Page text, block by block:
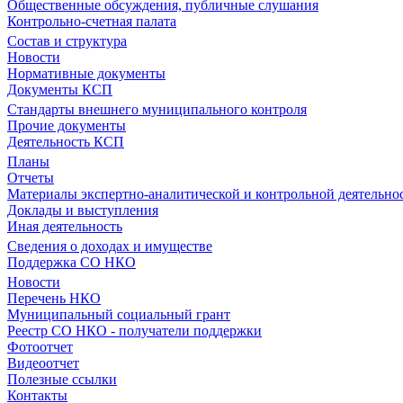
Общественные обсуждения, публичные слушания
Контрольно-счетная палата
Состав и структура
Новости
Нормативные документы
Документы КСП
Стандарты внешнего муниципального контроля
Прочие документы
Деятельность КСП
Планы
Отчеты
Материалы экспертно-аналитической и контрольной
Доклады и выступления
Иная деятельность
Сведения о доходах и имуществе
Поддержка СО НКО
Новости
Перечень НКО
Муниципальный социальный грант
Реестр СО НКО - получатели поддержки
Фотоотчет
Видеоотчет
Полезные ссылки
Контакты